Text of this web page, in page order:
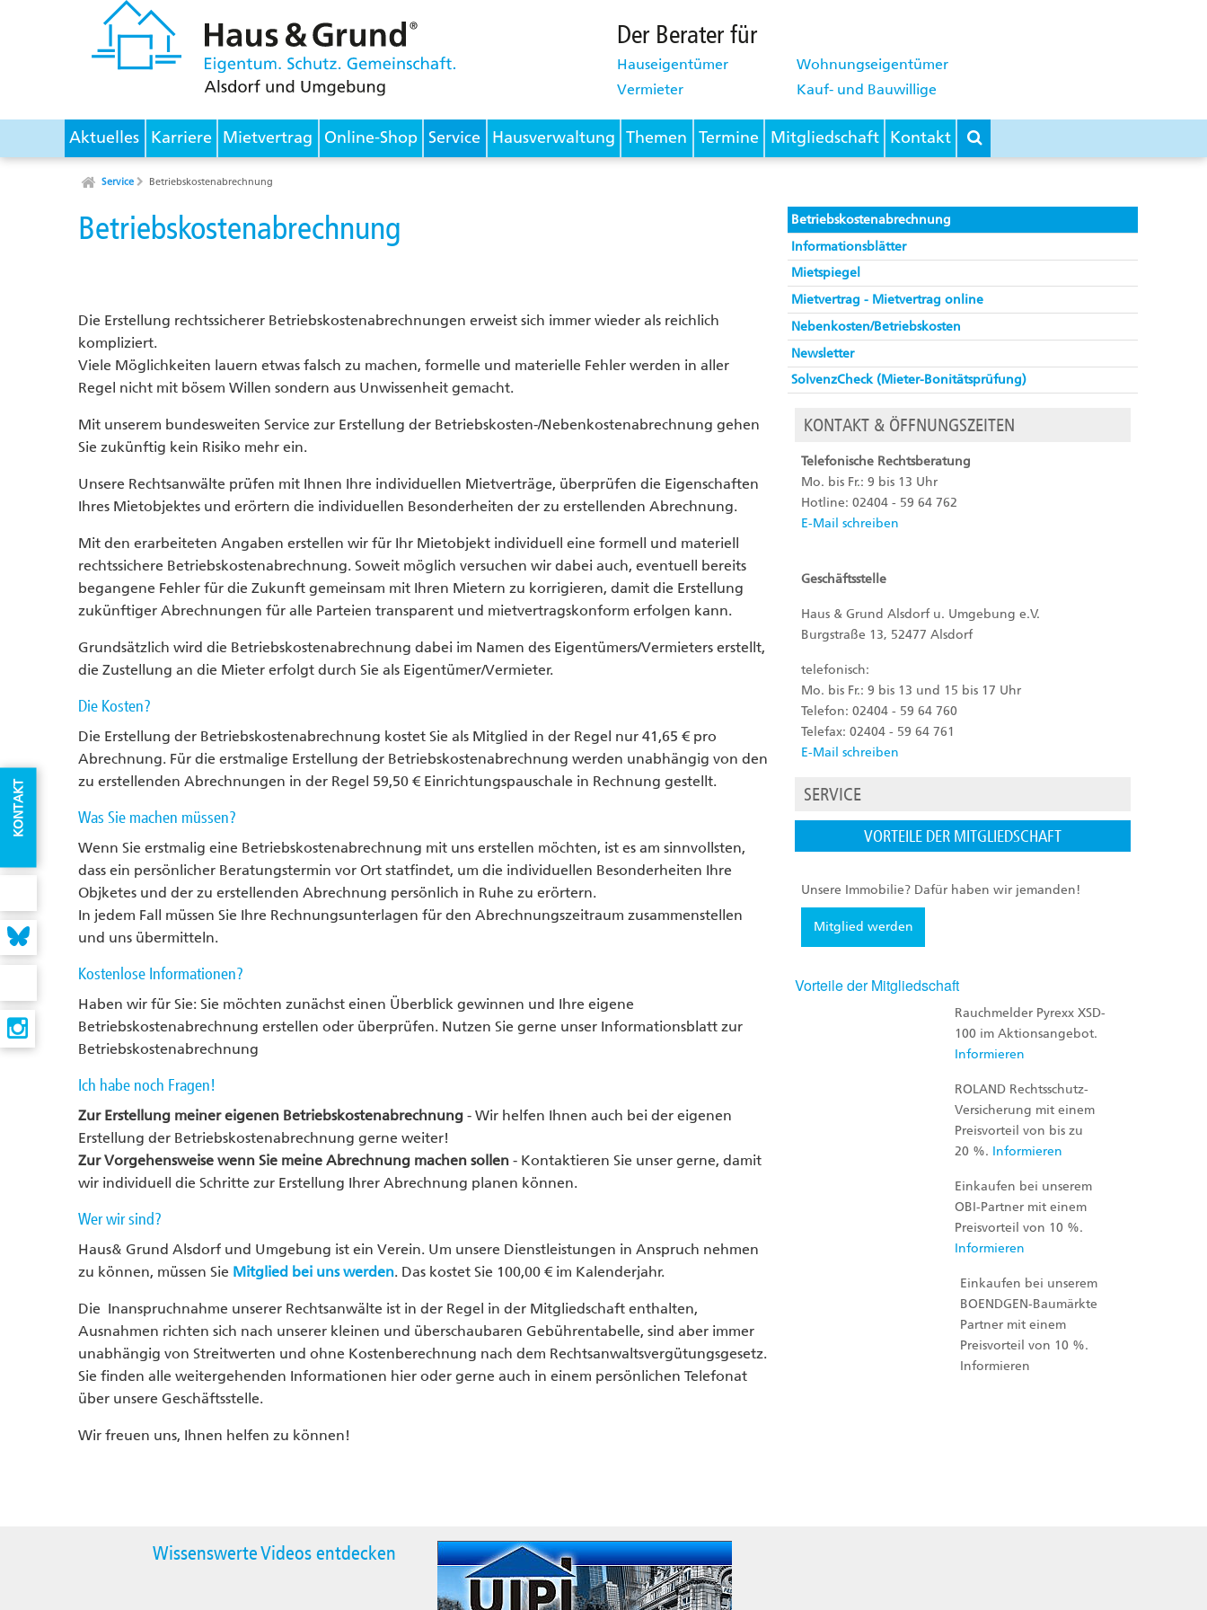
Der Berater für
Hauseigentümer
Wohnungseigentümer
Vermieter
Kauf- und Bauwillige
Aktuelles Karriere Mietvertrag Online-Shop Service Hausverwaltung Themen Termine Mitgliedschaft Kontakt
Service Betriebskostenabrechnung
Betriebskostenabrechnung
Die Erstellung rechtssicherer Betriebskostenabrechnungen erweist sich immer wieder als reichlich
kompliziert.
Viele Möglichkeiten lauern etwas falsch zu machen, formelle und materielle Fehler werden in aller
Regel nicht mit bösem Willen sondern aus Unwissenheit gemacht.
Mit unserem bundesweiten Service zur Erstellung der Betriebskosten-/Nebenkostenabrechnung gehen
Sie zukünftig kein Risiko mehr ein.
Unsere Rechtsanwälte prüfen mit Ihnen Ihre individuellen Mietverträge, überprüfen die Eigenschaften
Ihres Mietobjektes und erörtern die individuellen Besonderheiten der zu erstellenden Abrechnung.
Mit den erarbeiteten Angaben erstellen wir für Ihr Mietobjekt individuell eine formell und materiell
rechtssichere Betriebskostenabrechnung. Soweit möglich versuchen wir dabei auch, eventuell bereits
begangene Fehler für die Zukunft gemeinsam mit Ihren Mietern zu korrigieren, damit die Erstellung
zukünftiger Abrechnungen für alle Parteien transparent und mietvertragskonform erfolgen kann.
Grundsätzlich wird die Betriebskostenabrechnung dabei im Namen des Eigentümers/Vermieters erstellt,
die Zustellung an die Mieter erfolgt durch Sie als Eigentümer/Vermieter.
Die Kosten?
Die Erstellung der Betriebskostenabrechnung kostet Sie als Mitglied in der Regel nur 41,65 € pro
Abrechnung. Für die erstmalige Erstellung der Betriebskostenabrechnung werden unabhängig von den
zu erstellenden Abrechnungen in der Regel 59,50 € Einrichtungspauschale in Rechnung gestellt.
Was Sie machen müssen?
Wenn Sie erstmalig eine Betriebskostenabrechnung mit uns erstellen möchten, ist es am sinnvollsten,
dass ein persönlicher Beratungstermin vor Ort statfindet, um die individuellen Besonderheiten Ihre
Objketes und der zu erstellenden Abrechnung persönlich in Ruhe zu erörtern.
In jedem Fall müssen Sie Ihre Rechnungsunterlagen für den Abrechnungszeitraum zusammenstellen
und uns übermitteln.
Kostenlose Informationen?
Haben wir für Sie: Sie möchten zunächst einen Überblick gewinnen und Ihre eigene
Betriebskostenabrechnung erstellen oder überprüfen. Nutzen Sie gerne unser Informationsblatt zur
Betriebskostenabrechnung
Ich habe noch Fragen!
Zur Erstellung meiner eigenen Betriebskostenabrechnung - Wir helfen Ihnen auch bei der eigenen
Erstellung der Betriebskostenabrechnung gerne weiter!
Zur Vorgehensweise wenn Sie meine Abrechnung machen sollen - Kontaktieren Sie unser gerne, damit
wir individuell die Schritte zur Erstellung Ihrer Abrechnung planen können.
Wer wir sind?
Haus& Grund Alsdorf und Umgebung ist ein Verein. Um unsere Dienstleistungen in Anspruch nehmen
zu können, müssen Sie Mitglied bei uns werden. Das kostet Sie 100,00 € im Kalenderjahr.
Die Inanspruchnahme unserer Rechtsanwälte ist in der Regel in der Mitgliedschaft enthalten,
Ausnahmen richten sich nach unserer kleinen und überschaubaren Gebührentabelle, sind aber immer
unabhängig von Streitwerten und ohne Kostenberechnung nach dem Rechtsanwaltsvergütungsgesetz.
Sie finden alle weitergehenden Informationen hier oder gerne auch in einem persönlichen Telefonat
über unsere Geschäftsstelle.
Wir freuen uns, Ihnen helfen zu können!
Betriebskostenabrechnung
Informationsblätter
Mietspiegel
Mietvertrag - Mietvertrag online
Nebenkosten/Betriebskosten
Newsletter
SolvenzCheck (Mieter-Bonitätsprüfung)
KONTAKT & ÖFFNUNGSZEITEN
Telefonische Rechtsberatung
Mo. bis Fr.: 9 bis 13 Uhr
Hotline: 02404 - 59 64 762
E-Mail schreiben
Geschäftsstelle
Haus & Grund Alsdorf u. Umgebung e.V.
Burgstraße 13, 52477 Alsdorf
telefonisch:
Mo. bis Fr.: 9 bis 13 und 15 bis 17 Uhr
Telefon: 02404 - 59 64 760
Telefax: 02404 - 59 64 761
E-Mail schreiben
SERVICE
VORTEILE DER MITGLIEDSCHAFT
Unsere Immobilie? Dafür haben wir jemanden!
Mitglied werden
Vorteile der Mitgliedschaft
Rauchmelder Pyrexx XSD-
100 im Aktionsangebot.
Informieren
ROLAND Rechtsschutz-
Versicherung mit einem
Preisvorteil von bis zu
20 %. Informieren
Einkaufen bei unserem
OBI-Partner mit einem
Preisvorteil von 10 %.
Informieren
Einkaufen bei unserem
BOENDGEN-Baumärkte
Partner mit einem
Preisvorteil von 10 %.
Informieren
Wissenswerte Videos entdecken
KONTAKT